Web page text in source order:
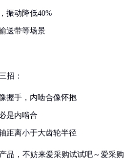
振动降低40%
送带等场景
招：
握手，内啮合像怀抱
是内啮合
距离小于大齿轮半径
品，不妨来爱采购试试吧～爱采